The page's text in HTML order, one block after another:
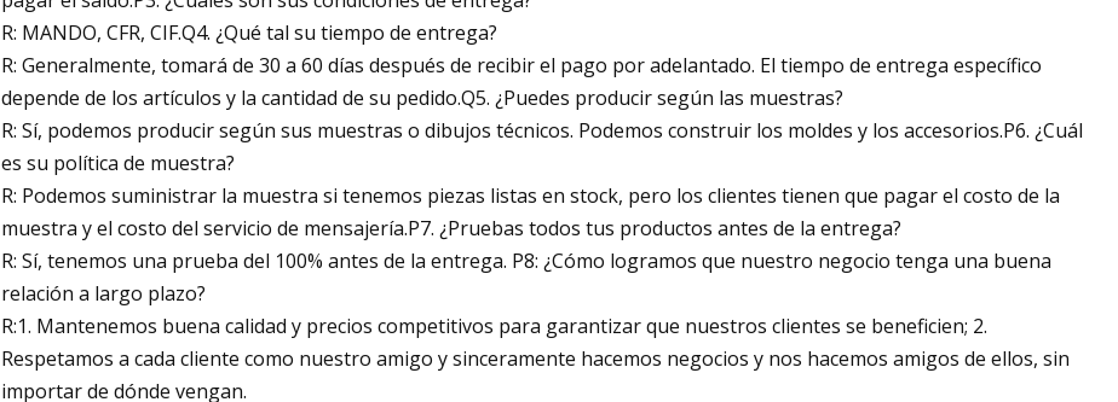
R: MANDO, CFR, CIF.Q4. ¿Qué tal su tiempo de entrega?
R: Generalmente, tomará de 30 a 60 días después de recibir el pago por adelantado. El tiempo de entrega específico
depende de los artículos y la cantidad de su pedido.Q5. ¿Puedes producir según las muestras?
R: Sí, podemos producir según sus muestras o dibujos técnicos. Podemos construir los moldes y los accesorios.P6. ¿Cuál
es su política de muestra?
R: Podemos suministrar la muestra si tenemos piezas listas en stock, pero los clientes tienen que pagar el costo de la
muestra y el costo del servicio de mensajería.P7. ¿Pruebas todos tus productos antes de la entrega?
R: Sí, tenemos una prueba del 100% antes de la entrega. P8: ¿Cómo logramos que nuestro negocio tenga una buena
relación a largo plazo?
R:1. Mantenemos buena calidad y precios competitivos para garantizar que nuestros clientes se beneficien; 2.
Respetamos a cada cliente como nuestro amigo y sinceramente hacemos negocios y nos hacemos amigos de ellos, sin
importar de dónde vengan.